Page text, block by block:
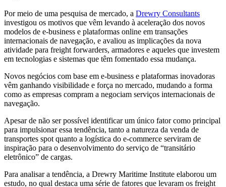
Por meio de uma pesquisa de mercado, a Drewry Consultants
investigou os motivos que vêm levando à aceleração dos novos
modelos de e-business e plataformas online em transações
internacionais de navegação, e avaliou as implicações da nova
atividade para freight forwarders, armadores e aqueles que investem
em tecnologias e sistemas que têm fomentado essa mudança.
Novos negócios com base em e-business e plataformas inovadoras
vêm ganhando visibilidade e força no mercado, mudando a forma
como as empresas compram a negociam serviços internacionais de
navegação.
Apesar de não ser possível identificar um único fator como principal
para impulsionar essa tendência, tanto a natureza da venda de
transportes spot quanto a logística do e-commerce serviram de
inspiração para o desenvolvimento do serviço de “transitário
eletrônico” de cargas.
Para analisar a tendência, a Drewry Maritime Institute elaborou um
estudo, no qual destaca uma série de fatores que levaram os freight